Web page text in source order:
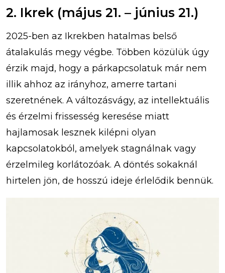
2. Ikrek (május 21. – június 21.)
2025-ben az Ikrekben hatalmas belső
átalakulás megy végbe. Többen közülük úgy
érzik majd, hogy a párkapcsolatuk már nem
illik ahhoz az irányhoz, amerre tartani
szeretnének. A változásvágy, az intellektuális
és érzelmi frissesség keresése miatt
hajlamosak lesznek kilépni olyan
kapcsolatokból, amelyek stagnálnak vagy
érzelmileg korlátozóak. A döntés sokaknál
hirtelen jön, de hosszú ideje érlelődik bennük.